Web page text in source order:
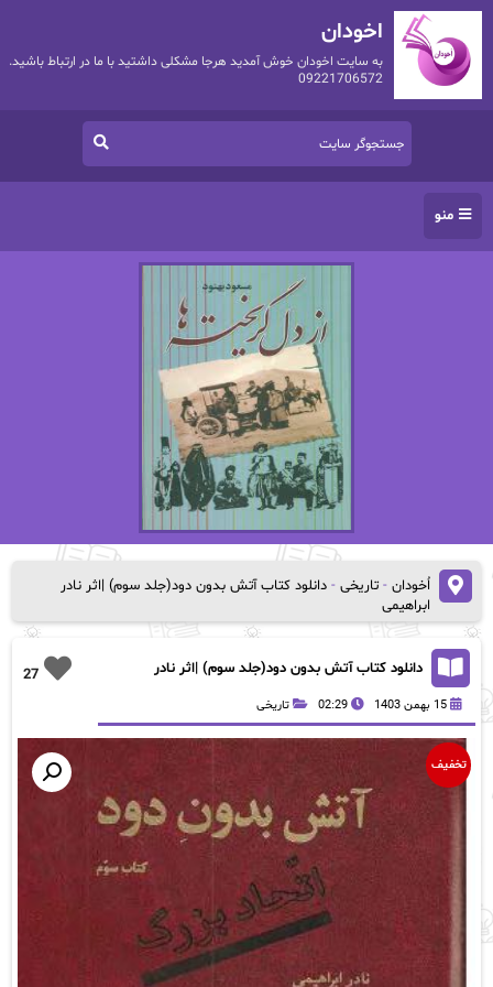
اخودان
به سایت اخودان خوش آمدید هرجا مشکلی داشتید با ما در ارتباط باشید.
09221706572
منو
اُخودان- تاریخی- دانلود کتاب آتش بدون دود(جلد سوم) |اثر نادر
ابراهیمی
27
دانلود کتاب آتش بدون دود(جلد سوم) |اثر نادر
15 بهمن 1403 02:29 تاریخی
تخفیف